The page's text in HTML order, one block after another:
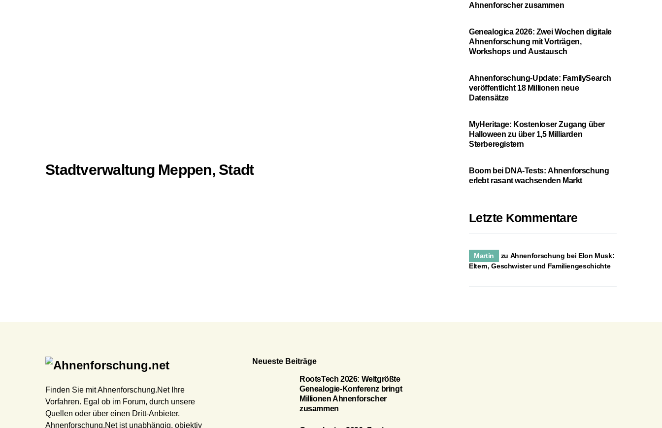
Stadtverwaltung Meppen, Stadt
Ahnenforscher zusammen
Genealogica 2026: Zwei Wochen digitale
Ahnenforschung mit Vorträgen,
Workshops und Austausch
Ahnenforschung-Update: FamilySearch
veröffentlicht 18 Millionen neue
Datensätze
MyHeritage: Kostenloser Zugang über
Halloween zu über 1,5 Milliarden
Sterberegistern
Boom bei DNA-Tests: Ahnenforschung
erlebt rasant wachsenden Markt
Letzte Kommentare
Martin zu Ahnenforschung bei Elon Musk:
Eltern, Geschwister und Familiengeschichte
Finden Sie mit Ahnenforschung.Net Ihre
Vorfahren. Egal ob im Forum, durch unsere
Quellen oder über einen Dritt-Anbieter.
Ahnenforschung.Net ist unabhängig, objektiv
Neueste Beiträge
RootsTech 2026: Weltgrößte
Genealogie-Konferenz bringt
Millionen Ahnenforscher
zusammen